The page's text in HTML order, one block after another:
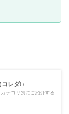
レダ!）
テゴリ別にご紹介する